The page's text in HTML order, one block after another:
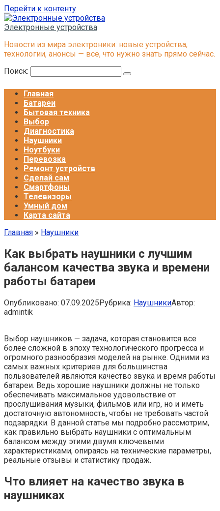
Перейти к контенту
Электронные устройства
Новости из мира электроники: новые устройства,
технологии, анонсы — всё, что нужно знать прямо сейчас.
Поиск:
Главная
Батареи
Бытовая техника
Выбор
Диагностика
Наушники
Ноутбуки
Перевозка
Ремонт устройств
Сделай сам
Смартфоны
Телевизоры
Умный дом
Карта сайта
Главная » Наушники
Как выбрать наушники с лучшим
балансом качества звука и времени
работы батареи
Опубликовано: 07.09.2025Рубрика: НаушникиАвтор:
admintik
Выбор наушников — задача, которая становится все
более сложной в эпоху технологического прогресса и
огромного разнообразия моделей на рынке. Одними из
самых важных критериев для большинства
пользователей являются качество звука и время работы
батареи. Ведь хорошие наушники должны не только
обеспечивать максимальное удовольствие от
прослушивания музыки, фильмов или игр, но и иметь
достаточную автономность, чтобы не требовать частой
подзарядки. В данной статье мы подробно рассмотрим,
как правильно выбрать наушники с оптимальным
балансом между этими двумя ключевыми
характеристиками, опираясь на технические параметры,
реальные отзывы и статистику продаж.
Что влияет на качество звука в
наушниках